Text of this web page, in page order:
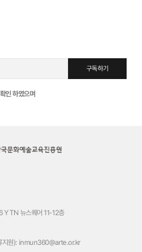
구독하기
인 하였으며
YTN 뉴스퀘어 11-12층
지원): inmun360@arte.or.kr